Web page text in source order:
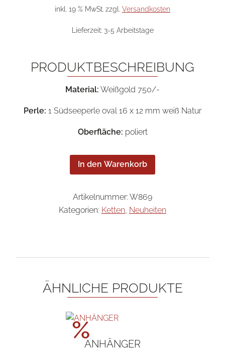
14.000,00 €
inkl. 19 % MwSt. zzgl. Versandkosten
Lieferzeit: 3-5 Arbeitstage
PRODUKTBESCHREIBUNG
Material: Weißgold 750/-
Perle: 1 Südseeperle oval 16 x 12 mm weiß Natur
Oberfläche: poliert
In den Warenkorb
Artikelnummer: W869
Kategorien: Ketten, Neuheiten
ÄHNLICHE PRODUKTE
Aktionspreis!
%ANHÄNGER